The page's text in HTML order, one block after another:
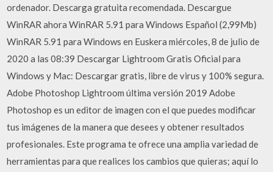
ordenador. Descarga gratuita recomendada. Descargue
WinRAR ahora WinRAR 5.91 para Windows Español (2,99Mb)
WinRAR 5.91 para Windows en Euskera miércoles, 8 de julio de
2020 a las 08:39 Descargar Lightroom Gratis Oficial para
Windows y Mac: Descargar gratis, libre de virus y 100% segura.
Adobe Photoshop Lightroom última versión 2019 Adobe
Photoshop es un editor de imagen con el que puedes modificar
tus imágenes de la manera que desees y obtener resultados
profesionales. Este programa te ofrece una amplia variedad de
herramientas para que realices los cambios que quieras; aquí lo